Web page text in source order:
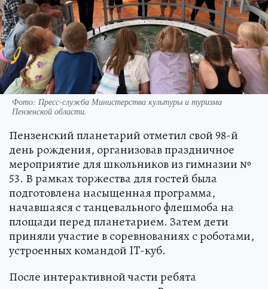
Фото: Пресс-служба Министерства культуры и туризма
Пензенской области.
Пензенский планетарий отметил свой 98-й
день рождения, организовав праздничное
мероприятие для школьников из гимназии №
53. В рамках торжества для гостей была
подготовлена насыщенная программа,
начавшаяся с танцевального флешмоба на
площади перед планетарием. Затем дети
приняли участие в соревнованиях с роботами,
устроенных командой IT-куб.
После интерактивной части ребята